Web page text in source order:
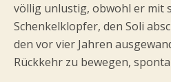
völlig unlustig, obwohl er mit
Schenkelklopfer, den Soli
den vor vier Jahren
Rückkehr zu bewegen,